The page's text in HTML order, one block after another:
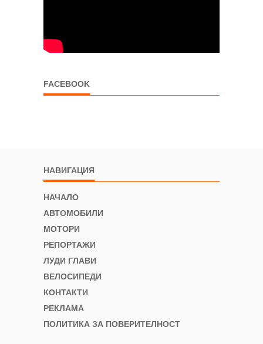
FACEBOOK
НАВИГАЦИЯ
НАЧАЛО
АВТОМОБИЛИ
МОТОРИ
РЕПОРТАЖИ
ЛУДИ ГЛАВИ
ВЕЛОСИПЕДИ
КОНТАКТИ
РЕКЛАМА
ПОЛИТИКА ЗА ПОВЕРИТЕЛНОСТ